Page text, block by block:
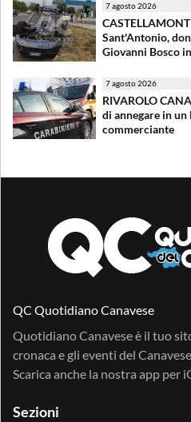
7 agosto 2026
Sant'Antonio,
Giovanni Bosco
7 agosto 2026
RIVAROLO
di annegare in un
commerciante
QC Quotidiano Canavese
Quotidiano Canavese è il tuo
cronaca e gli eventi del
Scarica anche la nostra app per
Sezioni